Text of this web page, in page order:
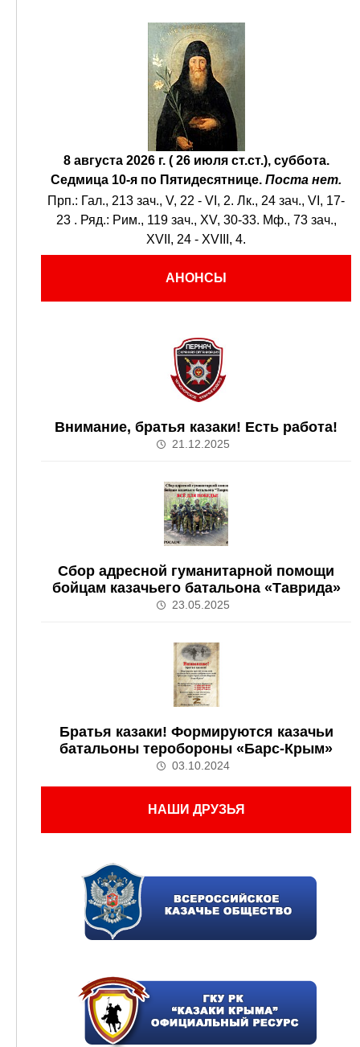
8 августа 2026 г. ( 26 июля ст.ст.), суббота.
Седмица 10-я по Пятидесятнице. Поста нет.
Прп.: Гал., 213 зач., V, 22 - VI, 2. Лк., 24 зач., VI, 17-
23 . Ряд.: Рим., 119 зач., XV, 30-33. Мф., 73 зач.,
XVII, 24 - XVIII, 4.
АНОНСЫ
Внимание, братья казаки! Есть работа!
21.12.2025
Сбор адресной гуманитарной помощи
бойцам казачьего батальона «Таврида»
23.05.2025
Братья казаки! Формируются казачьи
батальоны теробороны «Барс-Крым»
03.10.2024
НАШИ ДРУЗЬЯ